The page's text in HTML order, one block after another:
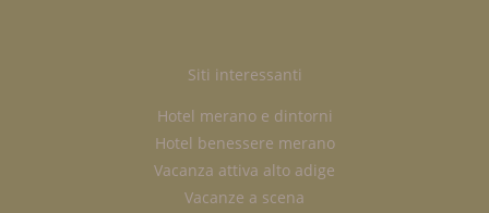
Siti interessanti
Hotel merano e dintorni
Hotel benessere merano
Vacanza attiva alto adige
Vacanze a scena